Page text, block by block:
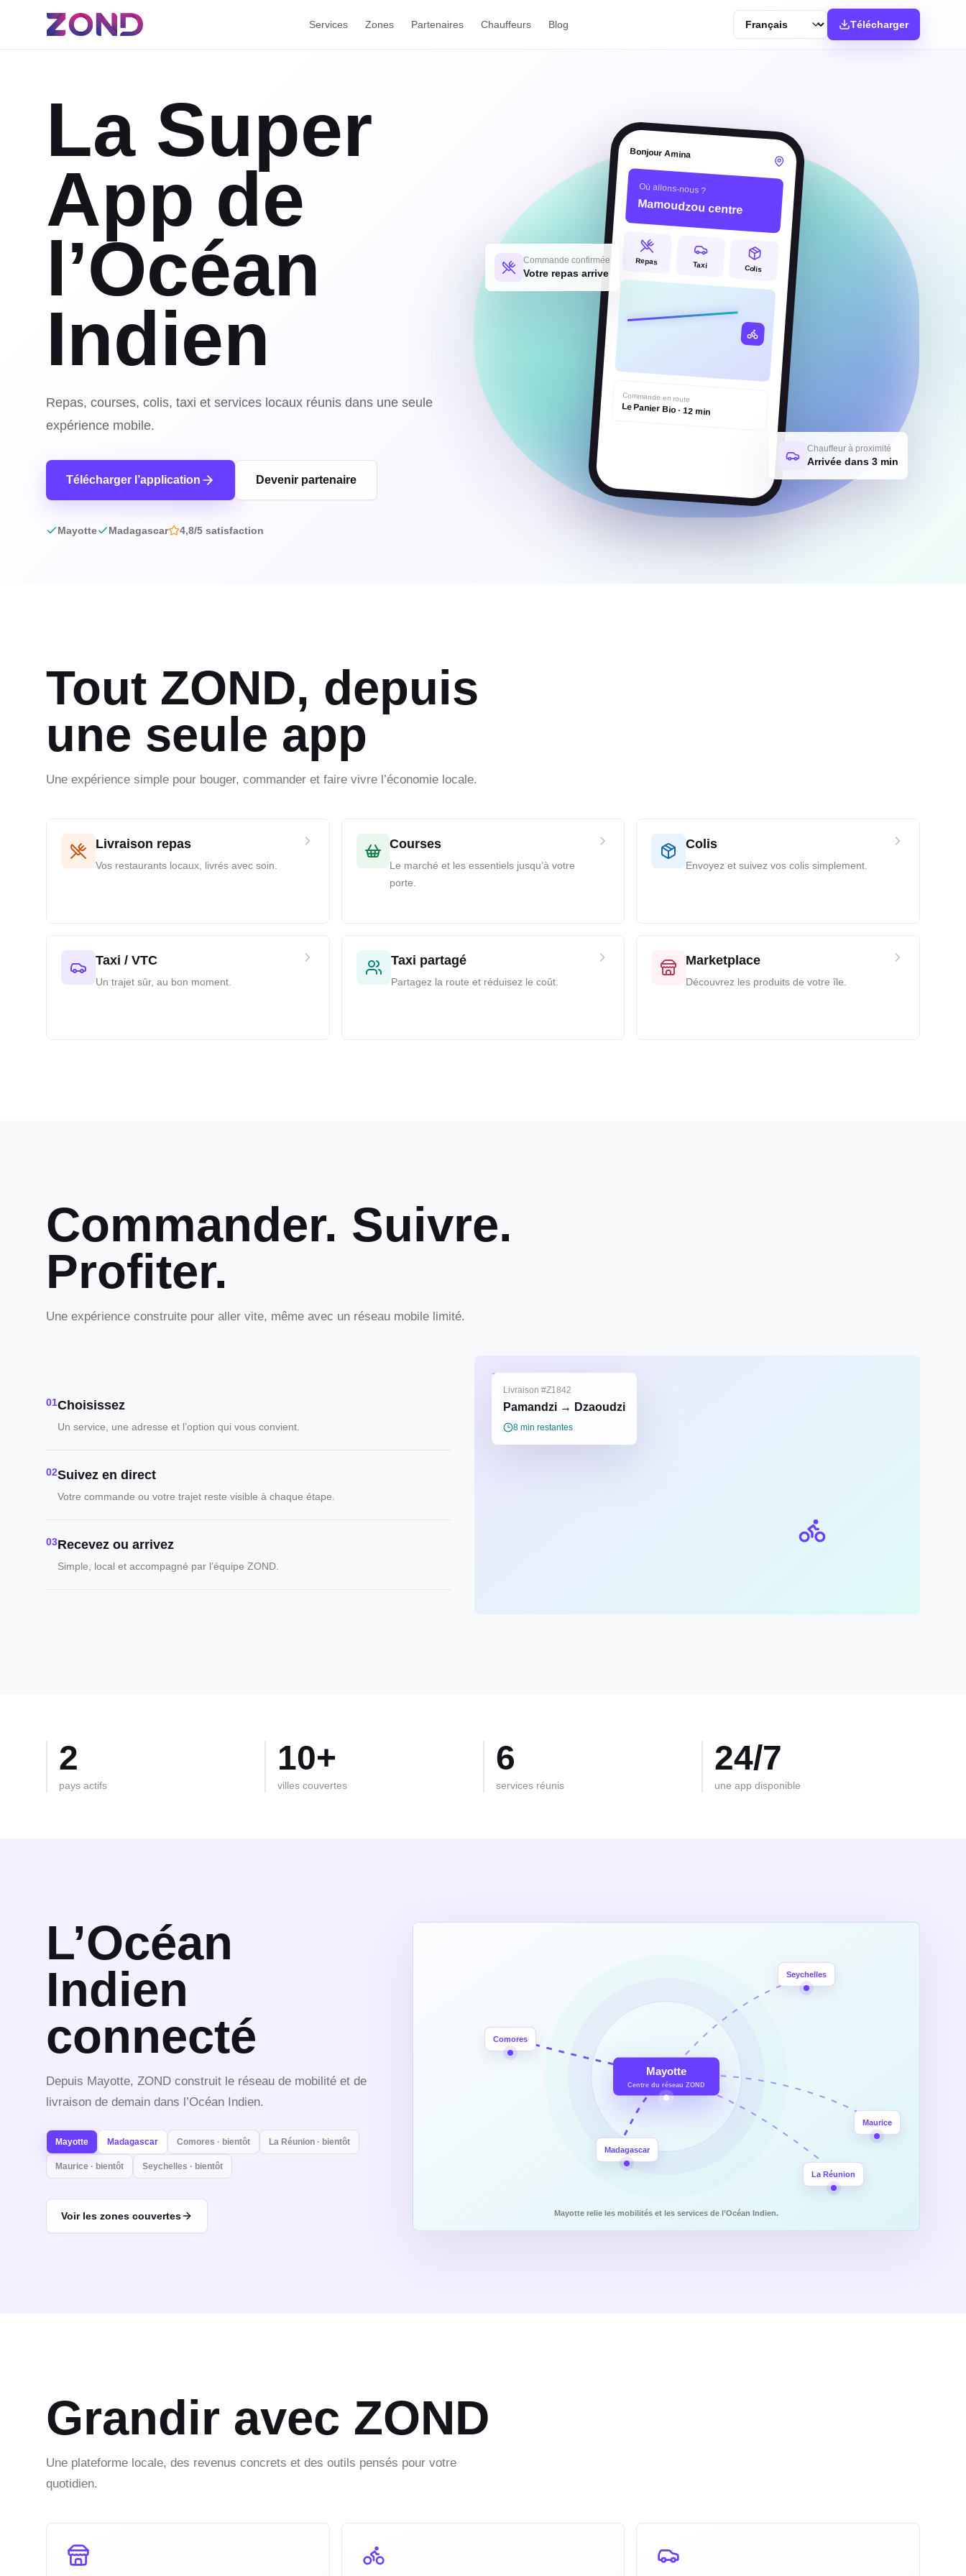
Services Zones Partenaires Chauffeurs Blog
Langue
Télécharger
La Super
App de
l’Océan
Indien
Repas, courses, colis, taxi et services locaux réunis dans une seule
expérience mobile.
Télécharger l’application Devenir partenaire
Mayotte Madagascar 4,8/5 satisfaction
Bonjour Amina
Où allons-nous ?
Mamoudzou centre
Repas Taxi Colis
Commande en route
Le Panier Bio · 12 min
Commande confirmée
Votre repas arrive
Chauffeur à proximité
Arrivée dans 3 min
Tout ZOND, depuis
une seule app
Une expérience simple pour bouger, commander et faire vivre l’économie locale.
Livraison repas
Vos restaurants locaux, livrés avec soin.
Courses
Le marché et les essentiels jusqu’à votre
porte.
Colis
Envoyez et suivez vos colis simplement.
Taxi / VTC
Un trajet sûr, au bon moment.
Taxi partagé
Partagez la route et réduisez le coût.
Marketplace
Découvrez les produits de votre île.
Commander. Suivre.
Profiter.
Une expérience construite pour aller vite, même avec un réseau mobile limité.
01Choisissez
Un service, une adresse et l’option qui vous convient.
02Suivez en direct
Votre commande ou votre trajet reste visible à chaque étape.
03Recevez ou arrivez
Simple, local et accompagné par l’équipe ZOND.
Livraison #Z1842
Pamandzi → Dzaoudzi
8 min restantes
2
pays actifs
10+
villes couvertes
6
services réunis
24/7
une app disponible
L’Océan
Indien
connecté
Depuis Mayotte, ZOND construit le réseau de mobilité et de
livraison de demain dans l’Océan Indien.
Mayotte Madagascar Comores · bientôt La Réunion · bientôt
Maurice · bientôt Seychelles · bientôt
Voir les zones couvertes
Mayotte
Centre du réseau ZOND
Madagascar
Comores
La Réunion
Maurice
Seychelles
Mayotte relie les mobilités et les services de l’Océan Indien.
Grandir avec ZOND
Une plateforme locale, des revenus concrets et des outils pensés pour votre
quotidien.